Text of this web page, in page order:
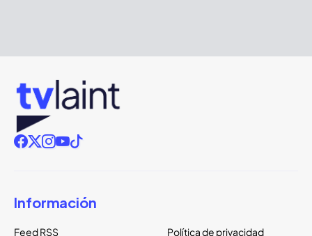
Información
Feed RSS Política de privacidad